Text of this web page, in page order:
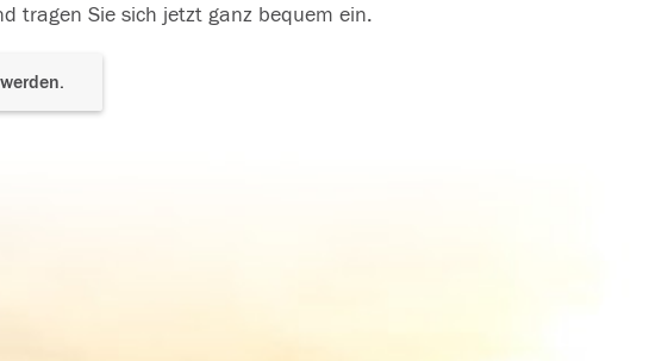
tragen Sie sich jetzt ganz bequem ein.